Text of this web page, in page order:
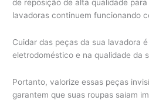
de reposição de alta qualidade
lavadoras continuem funcionando
Cuidar das peças da sua lavadora
eletrodoméstico e na qualidade da
Portanto, valorize essas peças
garantem que suas roupas saiam